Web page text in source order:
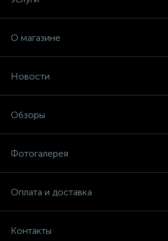
О магазине
Новости
Обзоры
Фотогалерея
Оплата и доставка
Контакты